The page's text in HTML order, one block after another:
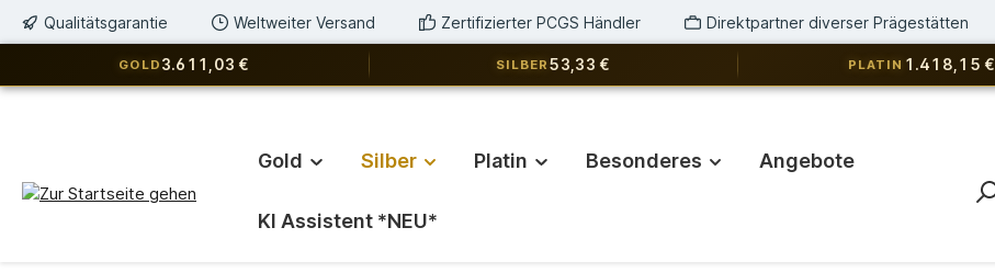
Zur Hauptnavigation springen
Qualitätsgarantie Weltweiter Versand Zertifizierter PCGS Händler Direktpartner diverser Prägestätten
GOLD 3.611,03 € SILBER 53,33 € PLATIN 1.418,15 €
Gold Silber Platin Besonderes Angebote
KI Assistent *NEU*